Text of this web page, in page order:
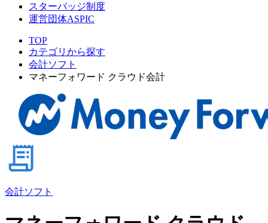
スターバッジ制度
運営団体ASPIC
TOP
カテゴリから探す
会計ソフト
マネーフォワード クラウド会計
会計ソフト